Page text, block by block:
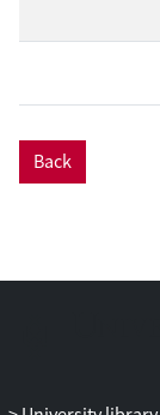
Back